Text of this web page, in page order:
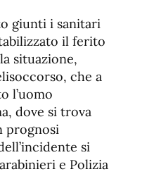
giunti i sanitari
il ferito
situazione,
che a
l’uomo
dove si trova
prognosi
si
e Polizia